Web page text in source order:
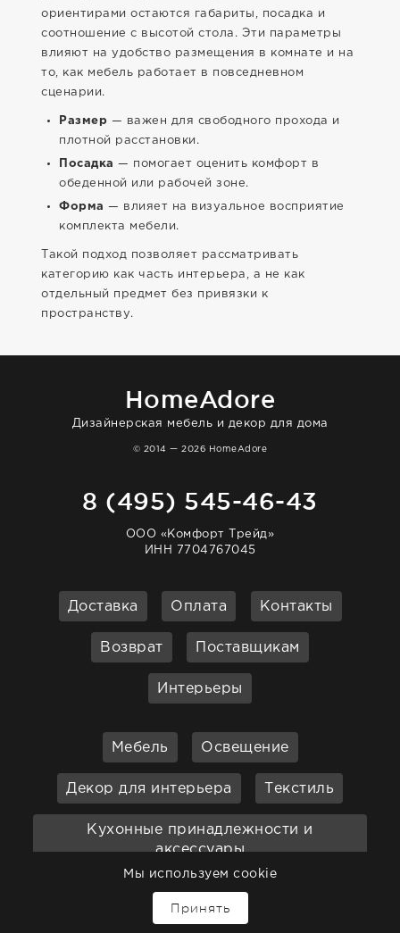
ориентирами остаются габариты, посадка и
соотношение с высотой стола. Эти параметры
влияют на удобство размещения в комнате и на
то, как мебель работает в повседневном
сценарии.
Размер — важен для свободного прохода и
плотной расстановки.
Посадка — помогает оценить комфорт в
обеденной или рабочей зоне.
Форма — влияет на визуальное восприятие
комплекта мебели.
Такой подход позволяет рассматривать
категорию как часть интерьера, а не как
отдельный предмет без привязки к
пространству.
HomeAdore
Дизайнерская мебель и декор для дома
© 2014 — 2026 HomeAdore
8 (495) 545-46-43
ООО «Комфорт Трейд»
ИНН 7704767045
Доставка Оплата Контакты
Возврат Поставщикам
Интерьеры
Мебель Освещение
Декор для интерьера Текстиль
Кухонные принадлежности и
аксессуары
Ванная Садовая мебель
Мы используем cookie
Принять